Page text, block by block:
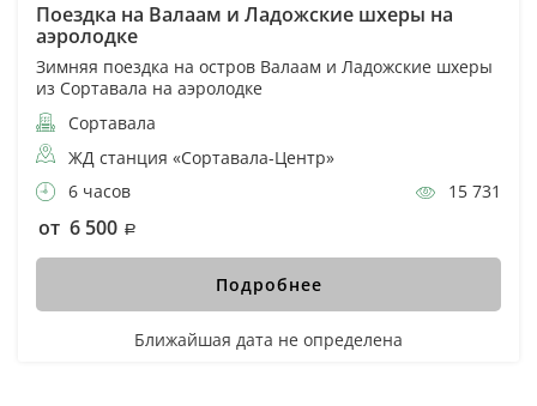
Поездка на Валаам и Ладожские шхеры на
аэролодке
Зимняя поездка на остров Валаам и Ладожские шхеры
из Сортавала на аэролодке
Сортавала
ЖД станция «Сортавала-Центр»
6 часов
15 731
от 6 500
Подробнее
Ближайшая дата не определена